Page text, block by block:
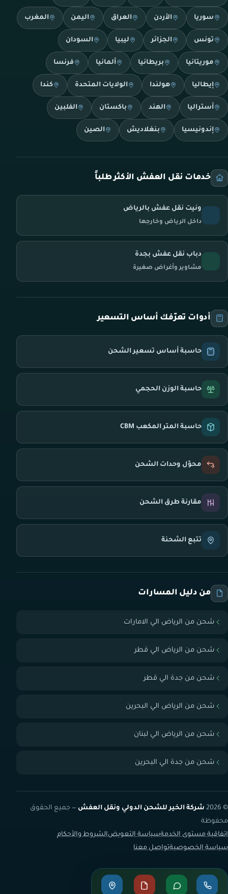
سوريا الأردن العراق اليمن المغرب
تونس الجزائر ليبيا السودان
موريتانيا بريطانيا ألمانيا فرنسا
إيطاليا هولندا الولايات المتحدة كندا
أستراليا الهند باكستان الفلبين
إندونيسيا بنغلاديش الصين
خدمات نقل العفش الأكثر طلباً
ونيت نقل عفش بالرياض
داخل الرياض وخارجها
دباب نقل عفش بجدة
مشاوير وأغراض صغيرة
أدوات تعرّفك أساس التسعير
حاسبة أساس تسعير الشحن
حاسبة الوزن الحجمي
حاسبة المتر المكعب CBM
محوّل وحدات الشحن
مقارنة طرق الشحن
تتبع الشحنة
من دليل المسارات
شحن من الرياض الي الامارات
شحن من الرياض الي قطر
شحن من جدة الي قطر
شحن من الرياض الي البحرين
شحن من الرياض الي لبنان
شحن من جدة الي البحرين
© 2026 شركة الخير للشحن الدولي ونقل العفش — جميع الحقوق
محفوظة
اتفاقية مستوى الخدمةسياسة التعويضالشروط والأحكام
سياسة الخصوصيةتواصل معنا